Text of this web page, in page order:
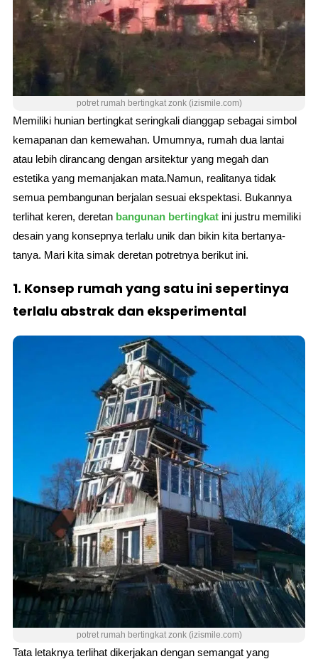
potret rumah bertingkat zonk (izismile.com)
Memiliki hunian bertingkat seringkali dianggap sebagai simbol
kemapanan dan kemewahan. Umumnya, rumah dua lantai
atau lebih dirancang dengan arsitektur yang megah dan
estetika yang memanjakan mata.Namun, realitanya tidak
semua pembangunan berjalan sesuai ekspektasi. Bukannya
terlihat keren, deretan bangunan bertingkat ini justru memiliki
desain yang konsepnya terlalu unik dan bikin kita bertanya-
tanya. Mari kita simak deretan potretnya berikut ini.
1. Konsep rumah yang satu ini sepertinya
terlalu abstrak dan eksperimental
potret rumah bertingkat zonk (izismile.com)
Tata letaknya terlihat dikerjakan dengan semangat yang